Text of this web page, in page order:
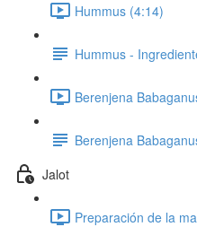
Hummus (4:14)
Hummus -
Berenjena
Berenjena
Jalot
Preparación de la